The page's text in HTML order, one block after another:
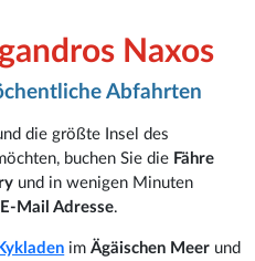
Naxos
Abfahrten
die größte Insel des
buchen Sie die Fähre
und in wenigen Minuten
E-Mail Adresse.
imÄgäischen Meer und